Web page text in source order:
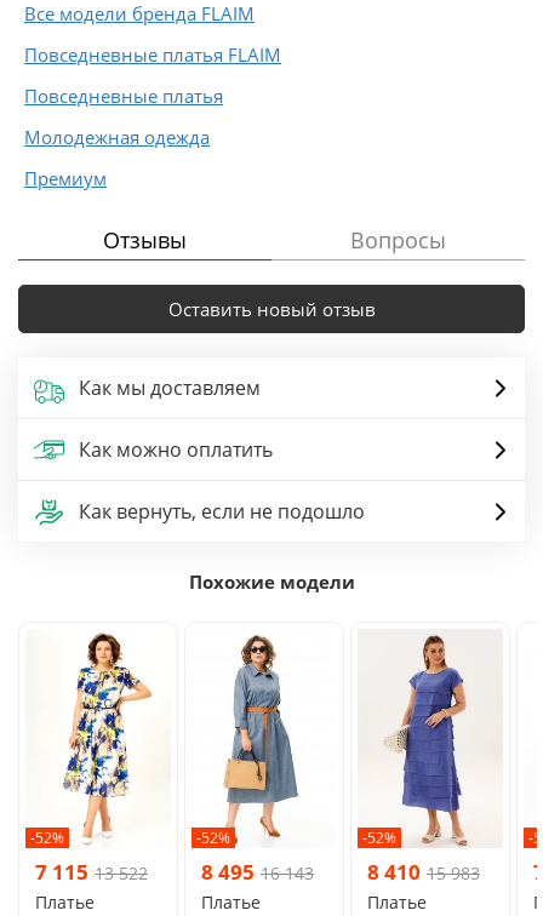
Все модели бренда FLAIM
Повседневные платья FLAIM
Повседневные платья
Молодежная одежда
Премиум
Отзывы Вопросы
Оставить новый отзыв
Как мы доставляем
Как можно оплатить
Как вернуть, если не подошло
Похожие модели
-52%
7 115 13 522
Платье
-52%
8 495 16 143
Платье
-52%
8 410 15 983
Платье
-